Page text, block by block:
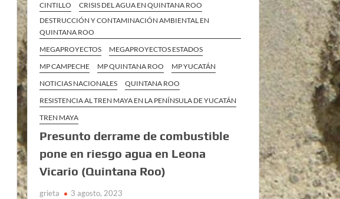
CINTILLO
CRISIS DEL AGUA EN QUINTANA ROO
DESTRUCCIÓN Y CONTAMINACIÓN AMBIENTAL EN
QUINTANA ROO
MEGAPROYECTOS
MEGAPROYECTOS ESTADOS
MP CAMPECHE
MP QUINTANA ROO
MP YUCATÁN
NOTICIAS NACIONALES
QUINTANA ROO
RESISTENCIA AL TREN MAYA EN LA PENÍNSULA DE YUCATÁN
TREN MAYA
Presunto derrame de combustible
pone en riesgo agua en Leona
Vicario (Quintana Roo)
grieta 3 agosto, 2023